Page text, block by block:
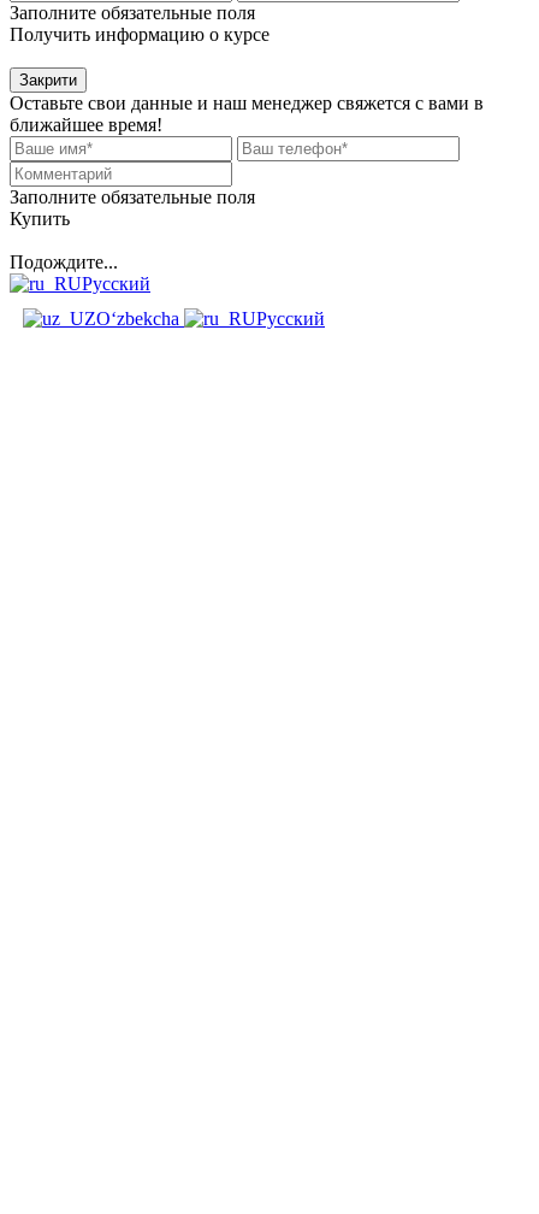
Заполните обязательные поля
Получить информацию о курсе
Закрити
Оставьте свои данные и наш менеджер свяжется с вами в
ближайшее время!
Заполните обязательные поля
Купить
Подождите...
Русский
O‘zbekcha
Русский